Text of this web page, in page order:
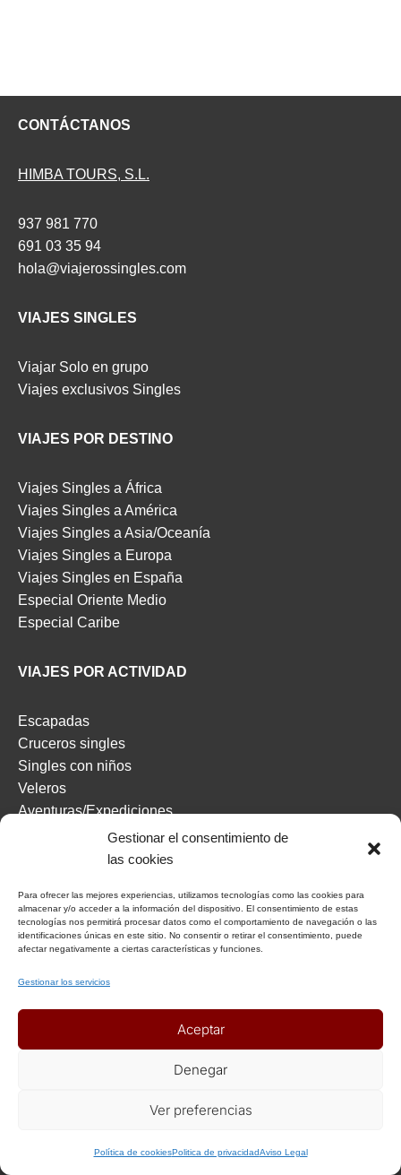
Gestionar el consentimiento de
las cookies
Para ofrecer las mejores experiencias, utilizamos tecnologías como las cookies para
almacenar y/o acceder a la información del dispositivo. El consentimiento de estas
tecnologías nos permitirá procesar datos como el comportamiento de navegación o las
identificaciones únicas en este sitio. No consentir o retirar el consentimiento, puede
afectar negativamente a ciertas características y funciones.
Gestionar los servicios
Aceptar
Denegar
Ver preferencias
Política de cookiesPolitica de privacidadAviso Legal
CONTÁCTANOS
HIMBA TOURS, S.L.
937 981 770
691 03 35 94
hola@viajerossingles.com
VIAJES SINGLES
Viajar Solo en grupo
Viajes exclusivos Singles
VIAJES POR DESTINO
Viajes Singles a África
Viajes Singles a América
Viajes Singles a Asia/Oceanía
Viajes Singles a Europa
Viajes Singles en España
Especial Oriente Medio
Especial Caribe
VIAJES POR ACTIVIDAD
Escapadas
Cruceros singles
Singles con niños
Veleros
Aventuras/Expediciones
Healthy Singles
Mujeres viajeras
VIAJES SINGLES POR FECHAS
Viajar solo en Enero
Viajar solo en Febrero
Viajar solo en Abril